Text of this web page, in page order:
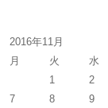
2016年11月
月
火 水
1 2
7
8 9